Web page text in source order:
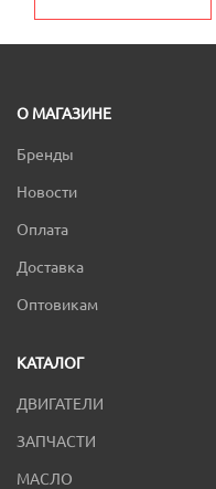
О МАГАЗИНЕ
Бренды
Новости
Оплата
Доставка
Оптовикам
КАТАЛОГ
ДВИГАТЕЛИ
ЗАПЧАСТИ
МАСЛО